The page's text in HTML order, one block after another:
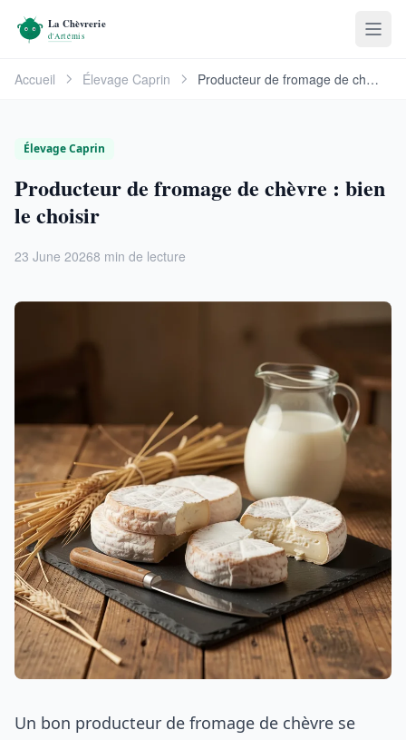
Accueil Élevage Caprin Producteur de fromage de chèvre : bien le choisir
Élevage Caprin
Producteur de fromage de chèvre : bien
le choisir
23 June 20268 min de lecture
Un bon producteur de fromage de chèvre se